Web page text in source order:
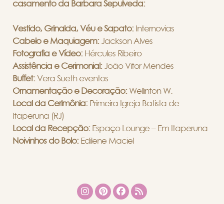
casamento da Barbara Sepulveda:
Vestido, Grinalda, Véu e Sapato: Internovias
Cabelo e Maquiagem: Jackson Alves
Fotografia e Vídeo: Hércules Ribeiro
Assistência e Cerimonial: João Vitor Mendes
Buffet: Vera Sueth eventos
Ornamentação e Decoração: Wellinton W.
Local da Cerimônia: Primeira Igreja Batista de
Itaperuna (RJ)
Local da Recepção: Espaço Lounge – Em Itaperuna
Noivinhos do Bolo: Edilene Maciel